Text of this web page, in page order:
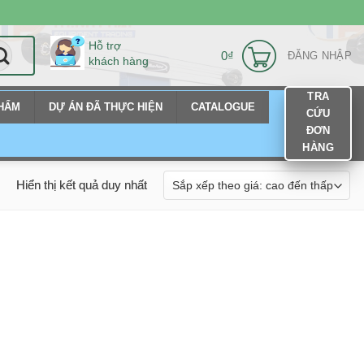
Hỗ trợ
khách hàng
0₫ ĐĂNG NHẬP
DỰ ÁN ĐÃ THỰC HIỆN CATALOGUE
TRA
CỨU
ĐƠN
HÀNG
Hiển thị kết quả duy nhất